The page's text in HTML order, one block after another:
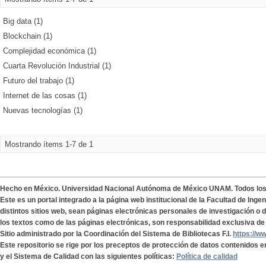
Big data (1)
Blockchain (1)
Complejidad económica (1)
Cuarta Revolución Industrial (1)
Futuro del trabajo (1)
Internet de las cosas (1)
Nuevas tecnologías (1)
Mostrando ítems 1-7 de 1
Hecho en México. Universidad Nacional Autónoma de México UNAM. Todos
Este es un portal integrado a la página web institucional de la Facultad de
distintos sitios web, sean páginas electrónicas personales de investigación o
los textos como de las páginas electrónicas, son responsabilidad exclusiva
Sitio administrado por la Coordinación del Sistema de Bibliotecas F.I. https://
Este repositorio se rige por los preceptos de protección de datos contenidos
y el Sistema de Calidad con las siguientes políticas: Política de calidad